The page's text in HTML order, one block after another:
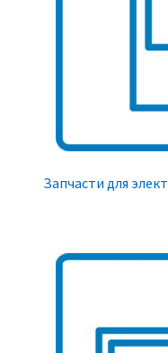
Запчасти для